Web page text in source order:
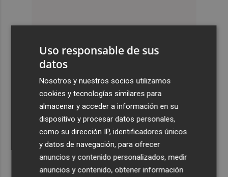
Uso responsable de sus
datos
Nosotros y nuestros socios utilizamos
cookies y tecnologías similares para
almacenar y acceder a información en su
dispositivo y procesar datos personales,
como su dirección IP, identificadores únicos
y datos de navegación, para ofrecer
anuncios y contenido personalizados, medir
anuncios y contenido, obtener información